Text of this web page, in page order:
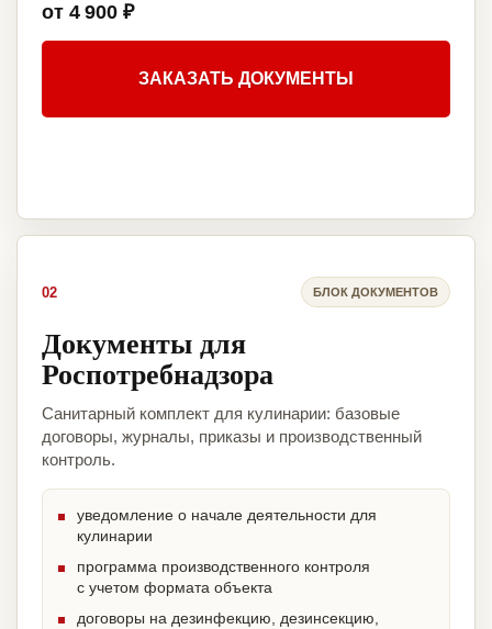
от 4 900 ₽
ЗАКАЗАТЬ ДОКУМЕНТЫ
02 БЛОК ДОКУМЕНТОВ
Документы для
Роспотребнадзора
Санитарный комплект для кулинарии: базовые
договоры, журналы, приказы и производственный
контроль.
уведомление о начале деятельности для
кулинарии
программа производственного контроля
с учетом формата объекта
договоры на дезинфекцию, дезинсекцию,